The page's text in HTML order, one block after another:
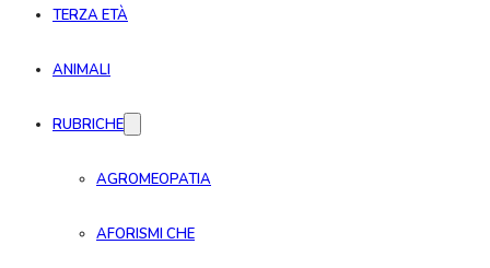
TERZA ETÀ
ANIMALI
RUBRICHE
AGROMEOPATIA
AFORISMI CHE